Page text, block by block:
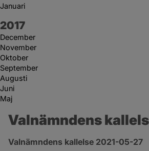
Januari
År:
2017
December
November
Oktober
September
Augusti
Juni
Maj
Valnämndens
Valnämndens kallelse 2021-05-27